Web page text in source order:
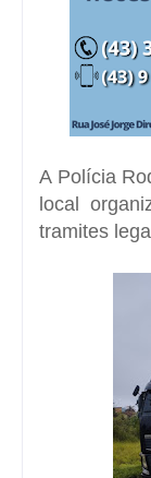
A Polícia
local
tramites